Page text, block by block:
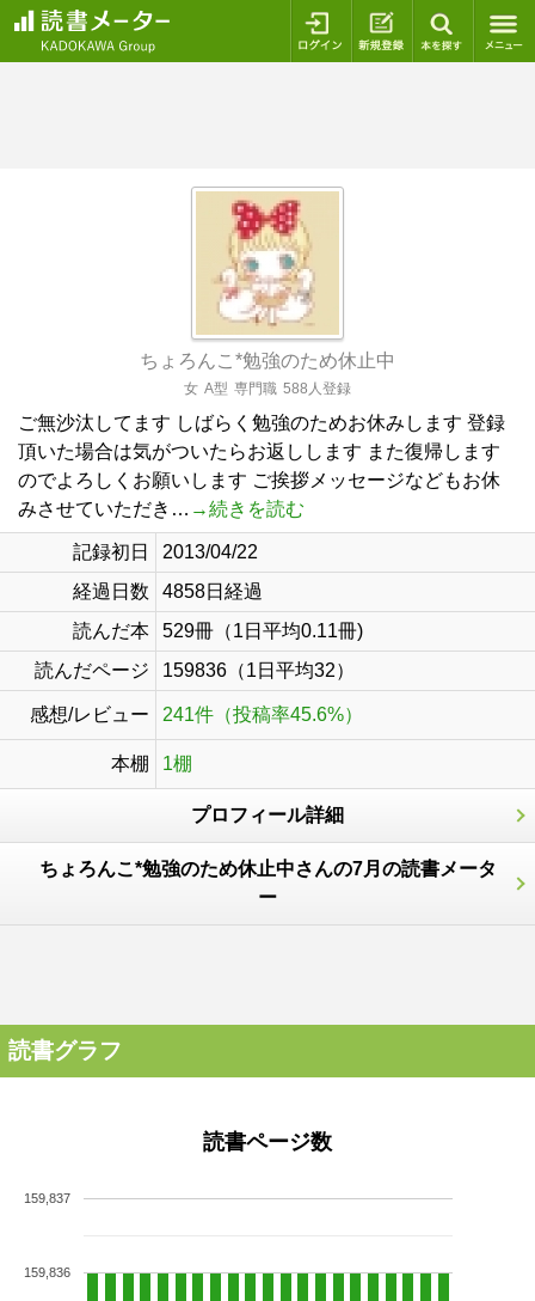
ログイン 新規登録
ちょろんこ*勉強のため休止中
女 A型 専門職 588人登録
ご無沙汰してます しばらく勉強のためお休みします 登録
頂いた場合は気がついたらお返しします また復帰します
のでよろしくお願いします ご挨拶メッセージなどもお休
みさせていただき… →続きを読む
記録初日
2013/04/22
経過日数
4858日経過
読んだ本
529冊（1日平均0.11冊)
読んだページ
159836（1日平均32）
感想/レビュー 241件（投稿率45.6%）
本棚 1棚
プロフィール詳細
ちょろんこ*勉強のため休止中さんの7月の読書メータ
ー
読書グラフ
読書ページ数
159,836
159,837